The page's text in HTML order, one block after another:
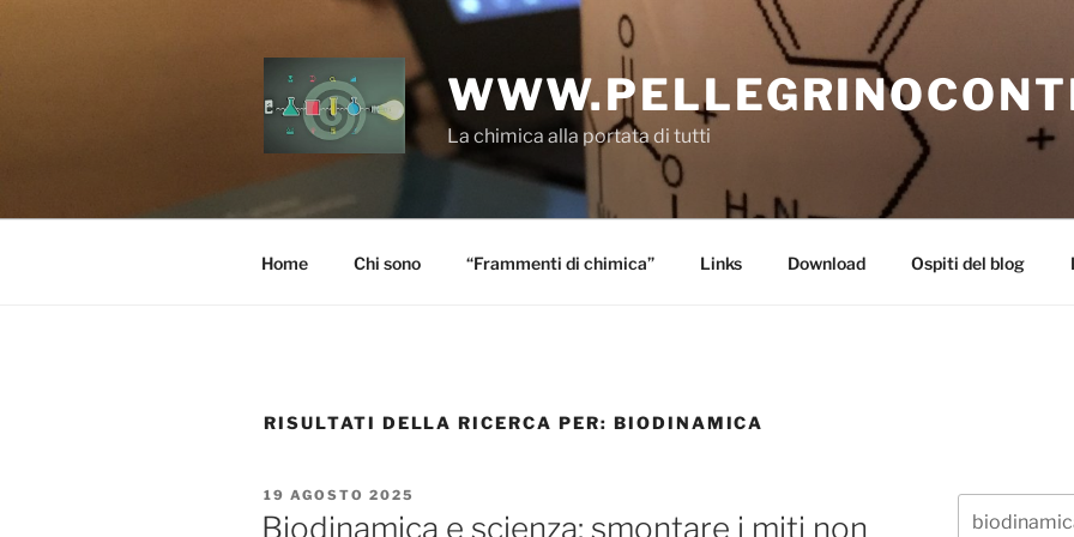
La chimica alla portata di tutti
Home Chi sono “Frammenti di chimica” Links Download Ospiti del blog
RISULTATI DELLA RICERCA PER: BIODINAMICA
PUBBLICATO
IL
19 AGOSTO 2025
Biodinamica e scienza: smontare i miti non